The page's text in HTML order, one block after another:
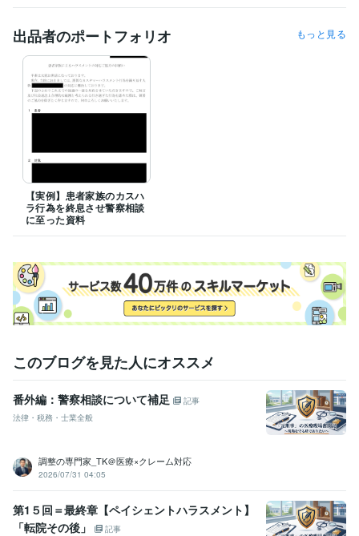
経験職種
管理 / コンプライアンス 経験年数 : 35年
医療・介護 / 病院・介護施設経営
ライフスタイル・その他 / 公務員
出品者のポートフォリオ もっと見る
【実例】患者家族のカスハ
ラ行為を終息させ警察相談
に至った資料
このブログを見た人にオススメ
番外編：警察相談について補足
記事
法律・税務・士業全般
調整の専門家_TK＠医療×クレーム対応
2026/07/31 04:05
第1５回＝最終章【ペイシェントハラスメント】
「転院その後」
記事